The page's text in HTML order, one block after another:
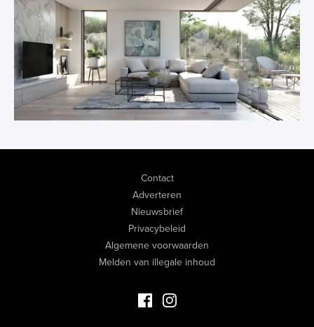
Contact
Adverteren
Nieuwsbrief
Privacybeleid
Algemene voorwaarden
Melden van illegale inhoud
Facebook Luxevastgoed
Instagram Luxevastgoed